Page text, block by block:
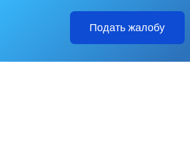
Подать жалобу